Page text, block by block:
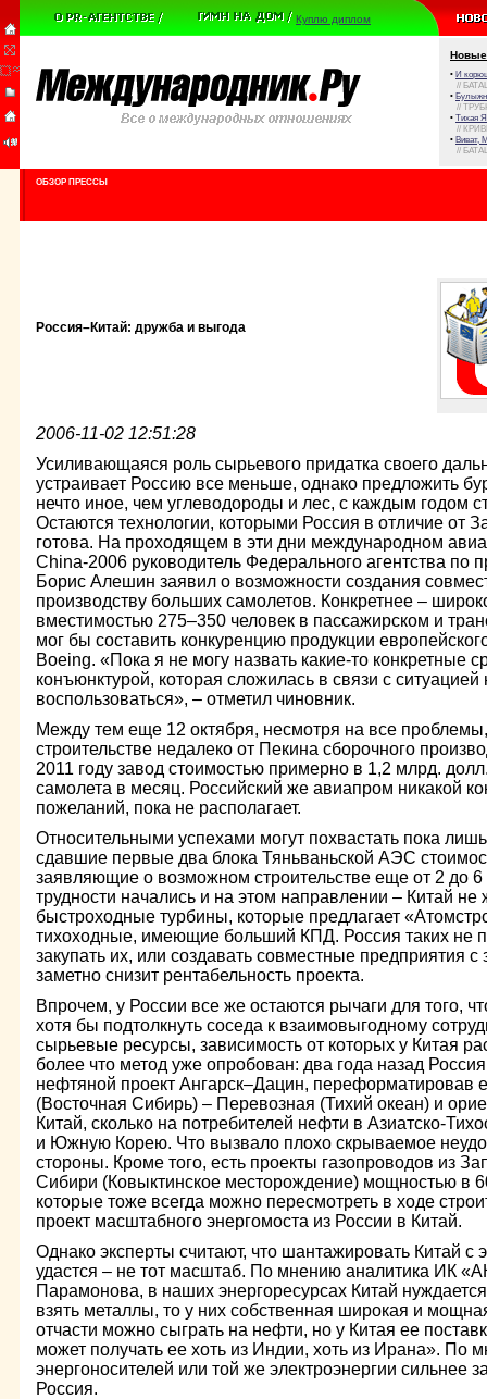
Куплю диплом
Новые
• И
//
•
//
• Тихая
//
• Виват,
//
ОБЗОР ПРЕССЫ
Россия–Китай: дружба и выгода
2006-11-02 12:51:28
Усиливающаяся роль сырьевого придатка своего
устраивает Россию все меньше, однако предложить
нечто иное, чем углеводороды и лес, с каждым годом
Остаются технологии, которыми Россия в отличие от
готова. На проходящем в эти дни международном
China-2006 руководитель Федерального агентства
Борис Алешин заявил о возможности создания
производству больших самолетов. Конкретнее –
вместимостью 275–350 человек в пассажирском и
мог бы составить конкуренцию продукции
Boeing. «Пока я не могу назвать какие-то конкретные
конъюнктурой, которая сложилась в связи с
воспользоваться», – отметил чиновник.
Между тем еще 12 октября, несмотря на все
строительстве недалеко от Пекина сборочного
2011 году завод стоимостью примерно в 1,2 млрд.
самолета в месяц. Российский же авиапром никакой
пожеланий, пока не располагает.
Относительными успехами могут похвастать пока
сдавшие первые два блока Тяньваньской АЭС
заявляющие о возможном строительстве еще от 2 до
трудности начались и на этом направлении – Китай не
быстроходные турбины, которые предлагает
тихоходные, имеющие больший КПД. Россия таких не
закупать их, или создавать совместные предприятия
заметно снизит рентабельность проекта.
Впрочем, у России все же остаются рычаги для того,
хотя бы подтолкнуть соседа к взаимовыгодному
сырьевые ресурсы, зависимость от которых у Китая
более что метод уже опробован: два года назад
нефтяной проект Ангарск–Дацин, переформатировав
(Восточная Сибирь) – Перевозная (Тихий океан) и
Китай, сколько на потребителей нефти в Азиатско-
и Южную Корею. Что вызвало плохо скрываемое
стороны. Кроме того, есть проекты газопроводов из
Сибири (Ковыктинское месторождение) мощностью в
которые тоже всегда можно пересмотреть в ходе
проект масштабного энергомоста из России в Китай.
Однако эксперты считают, что шантажировать Китай с
удастся – не тот масштаб. По мнению аналитика ИК
Парамонова, в наших энергоресурсах Китай
взять металлы, то у них собственная широкая и
отчасти можно сыграть на нефти, но у Китая ее
может получать ее хоть из Индии, хоть из Ирана». По
энергоносителей или той же электроэнергии сильнее
Россия.